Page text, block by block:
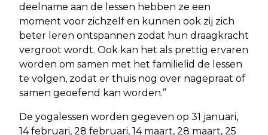
deelname aan de lessen hebben ze een
moment voor zichzelf en kunnen ook zij zich
beter leren ontspannen zodat hun draagkracht
vergroot wordt. Ook kan het als prettig ervaren
worden om samen met het familielid de lessen
te volgen, zodat er thuis nog over nagepraat of
samen geoefend kan worden.”
De yogalessen worden gegeven op 31 januari,
14 februari, 28 februari, 14 maart, 28 maart, 25